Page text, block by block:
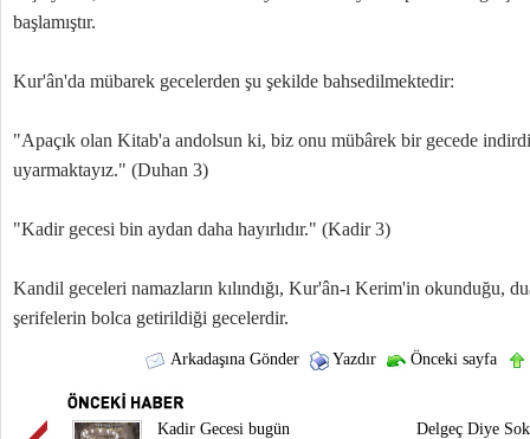
başlamıştır.
Kur'ân'da mübarek gecelerden şu şekilde bahsedilmektedir:
"Apaçık olan Kitab'a andolsun ki, biz onu mübârek bir gecede
uyarmaktayız." (Duhan 3)
"Kadir gecesi bin aydan daha hayırlıdır." (Kadir 3)
Kandil geceleri namazların kılındığı, Kur'ân-ı Kerim'in okunduğu,
şerifelerin bolca getirildiği gecelerdir.
Arkadaşına Gönder Yazdır Önceki sayfa
Kadir Gecesi bugün Delgeç Diye